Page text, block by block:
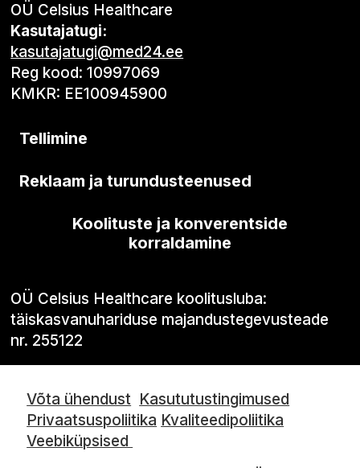
OÜ Celsius Healthcare
Kasutajatugi:
kasutajatugi@med24.ee
Reg kood: 10997069
KMKR: EE100945900
Tellimine
Reklaam ja turundusteenused
Koolituste ja konverentside
korraldamine
OÜ Celsius Healthcare koolitusluba:
täiskasvanuhariduse majandustegevusteade
nr. 255122
Võta ühendust Kasututustingimused
Privaatsuspoliitika Kvaliteedipoliitika
Veebiküpsised